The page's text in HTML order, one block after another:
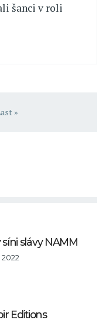
šanci v roli
stránkastránka
»
slávy NAMM
2022
Editions